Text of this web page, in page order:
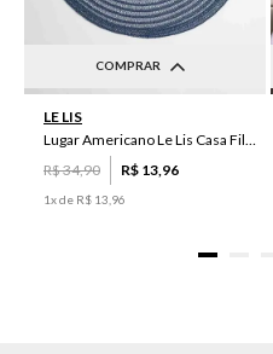
COMPRAR
LE LIS
Lugar Americano Le Lis Casa Filipa
R$34,90 R$ 13 96
1x de R$ 13 96